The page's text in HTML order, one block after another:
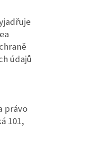
údajů
právo
101,